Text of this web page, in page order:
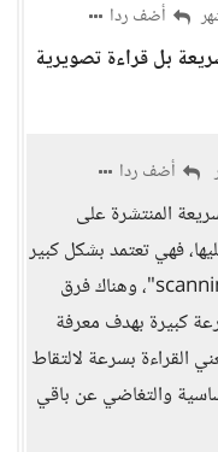
أضف ردا
بل قراءة تصويرية
أضف ردا
المنتشرة على
فهي تعتمد بشكل كبير
على الـ"skimming" والـ"scanning"، وهناك فرق
كبيرة بهدف معرفة
القراءة بسرعة لالتقاط
والتغاضي عن باقي